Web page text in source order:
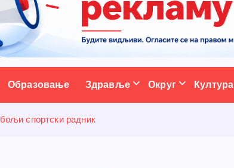
портал
Образовање Здравље Округ Култура
спортски радник